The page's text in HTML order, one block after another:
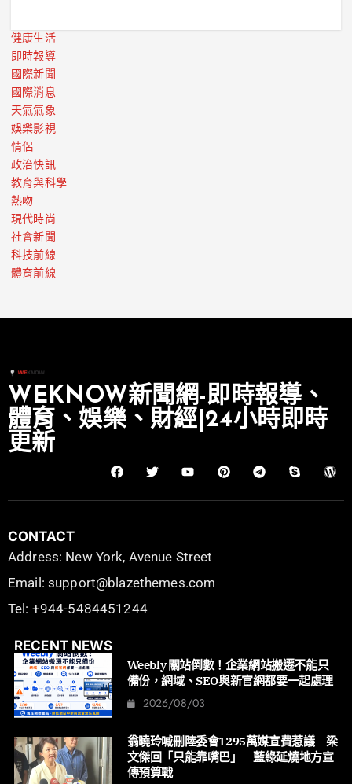
健康生活
即時報導
國際新聞
國際消息
天氣氣象
娛樂影視
情侶
政治快訊
教育與科學
熱吻
現代時尚
社會新聞
科技前線
體育前線
WEKNOW新聞網-即時報導、
體育、娛樂、財經|24小時即時
更新
CONTACT
Address: New York, Avenue Street
Email: support@blazethemes.com
Tel: +944-5484451244
RECENT NEWS
Weebly 關站倒數！企業網站搬遷不能只
備份，網域、SEO與新官網都要一起處理
2026/08/03
翁曉玲喊刪陸委會1295萬媒宣費惹議 梁
文傑回「只能靠嘴巴」 藍綠延燒地方宣
傳預算戰